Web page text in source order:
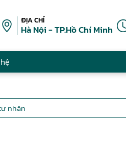
ĐỊA CHỈ
Hà Nội - TP.Hồ Chí Minh
nhân